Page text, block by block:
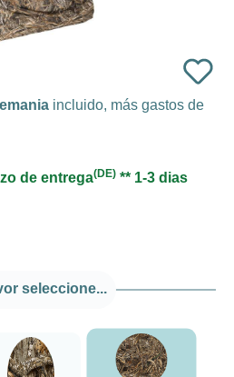
incluido, más gastos de
de entrega(DE) ** 1-3 dias
seleccione...
###Realtree Edge###LensCoat###Realtree